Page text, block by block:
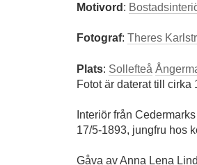
Motivord:
Fotograf: Theres
Plats: Sollefteå
Fotot är daterat till cirka
Interiör från
17/5-1893, jungfru hos
Gåva av Anna Lena